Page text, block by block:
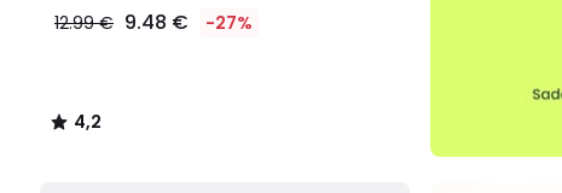
12.99 € 9.48 € -27%
4,2
/